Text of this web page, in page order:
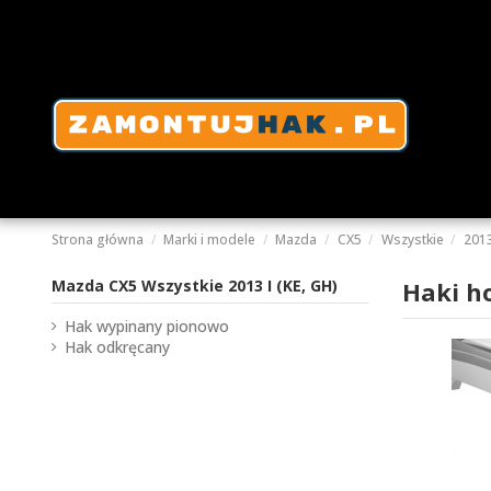
Strona główna Marki i modele Mazda CX5 Wszystkie
Haki
Mazda CX5 Wszystkie 2013 I (KE, GH)
Hak wypinany pionowo
Hak odkręcany